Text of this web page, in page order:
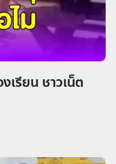
เรียน ชาวเน็ต